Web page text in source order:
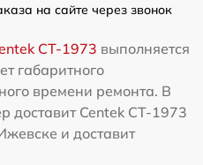
на сайте через звонок
CT-1973 выполняется
габаритного
времени ремонта. В
доставит Centek CT-1973
и доставит